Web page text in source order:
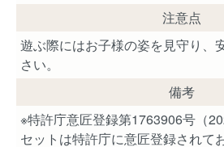
注意点
遊ぶ際にはお子様の姿を見守り、
さい。
備考
※特許庁意匠登録第1763906号（
セットは特許庁に意匠登録されて